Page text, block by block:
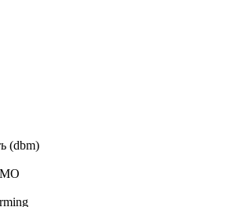
(dbm)